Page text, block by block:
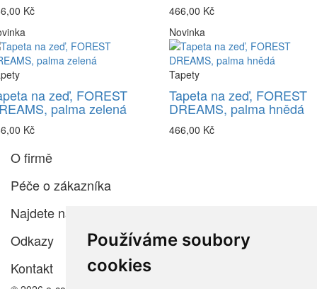
Používáme soubory
cookies
Kč
466,00 Kč
na zeď, FOREST
palma zelená
Kč
Novinka
Tapety
Tapeta na zeď, FOREST
DREAMS, palma hnědá
466,00 Kč
O firmě
Péče o zákazníka
Najdete nás
Odkazy
Kontakt